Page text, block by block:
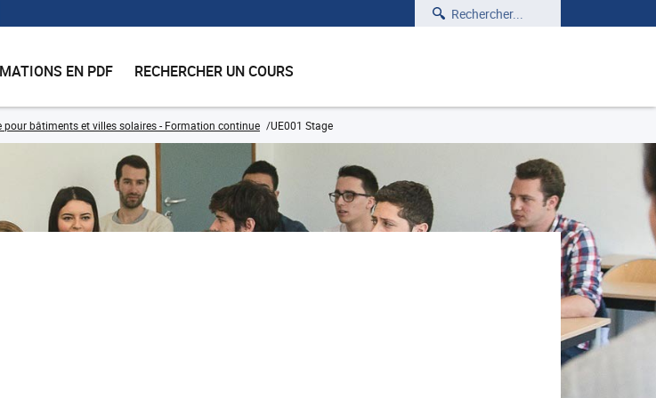
Rechercher
EN PDF RECHERCHER UN COURS
pour bâtiments et villes solaires - Formation continue UE001 Stage